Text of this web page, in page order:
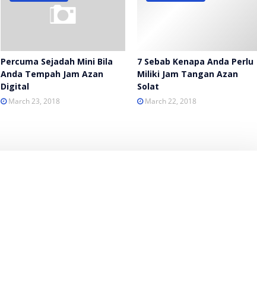
Percuma Sejadah Mini Bila
Anda Tempah Jam Azan
Digital
March 23, 2018
7 Sebab Kenapa Anda Perlu
Miliki Jam Tangan Azan
Solat
March 22, 2018